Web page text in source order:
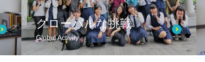
グローバルな挑戦
Global Activity